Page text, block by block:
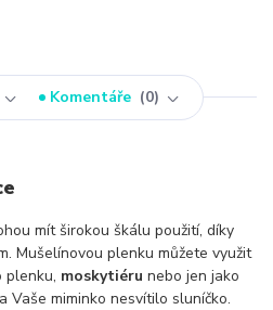
Komentáře 0
mít širokou škálu použití, díky
Mušelínovou plenku můžete využit
plenku, moskytiéru nebo jen jako
Vaše miminko nesvítilo sluníčko.